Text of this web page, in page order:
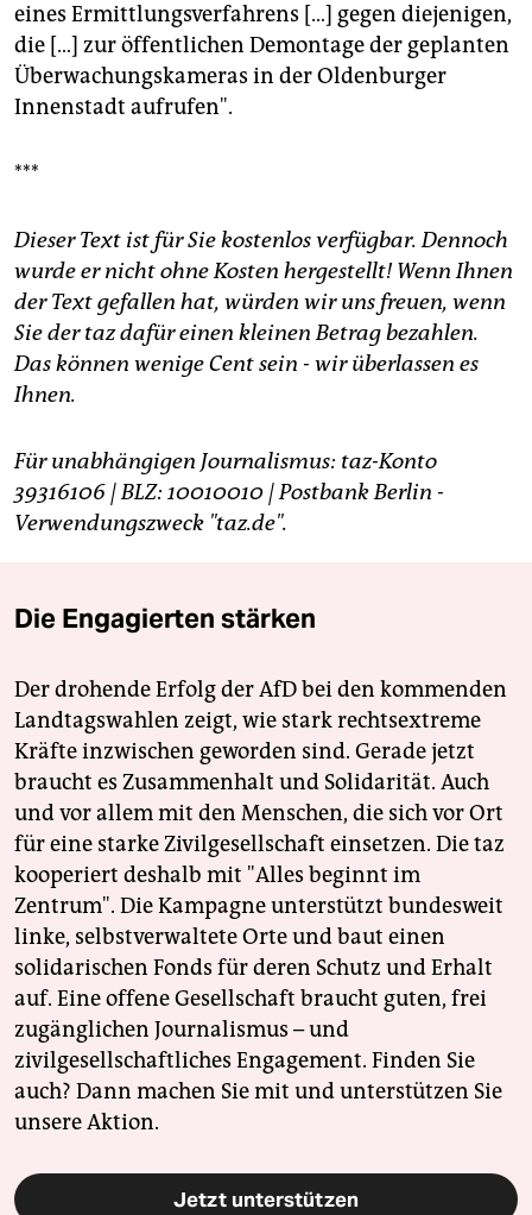
eines Ermittlungsverfahrens […] gegen diejenigen,
die […] zur öffentlichen Demontage der geplanten
Überwachungskameras in der Oldenburger
Innenstadt aufrufen".
***
Dieser Text ist für Sie kostenlos verfügbar. Dennoch
wurde er nicht ohne Kosten hergestellt! Wenn Ihnen
der Text gefallen hat, würden wir uns freuen, wenn
Sie der taz dafür einen kleinen Betrag bezahlen.
Das können wenige Cent sein - wir überlassen es
Ihnen.
Für unabhängigen Journalismus: taz-Konto
39316106 | BLZ: 10010010 | Postbank Berlin -
Verwendungszweck "taz.de".
Die Engagierten stärken
Der drohende Erfolg der AfD bei den kommenden
Landtagswahlen zeigt, wie stark rechtsextreme
Kräfte inzwischen geworden sind. Gerade jetzt
braucht es Zusammenhalt und Solidarität. Auch
und vor allem mit den Menschen, die sich vor Ort
für eine starke Zivilgesellschaft einsetzen. Die taz
kooperiert deshalb mit "Alles beginnt im
Zentrum". Die Kampagne unterstützt bundesweit
linke, selbstverwaltete Orte und baut einen
solidarischen Fonds für deren Schutz und Erhalt
auf. Eine offene Gesellschaft braucht guten, frei
zugänglichen Journalismus – und
zivilgesellschaftliches Engagement. Finden Sie
auch? Dann machen Sie mit und unterstützen Sie
unsere Aktion.
Jetzt unterstützen